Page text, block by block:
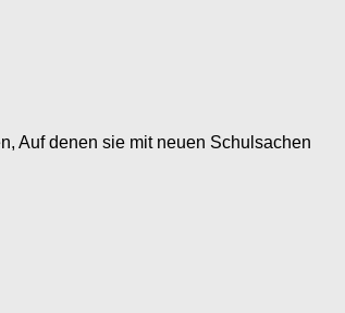
Auf denen sie mit neuen Schulsachen